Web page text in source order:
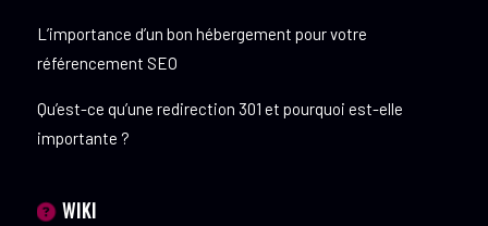
L’importance d’un bon hébergement pour votre
référencement SEO
Qu’est-ce qu’une redirection 301 et pourquoi est-elle
importante ?
WIKI